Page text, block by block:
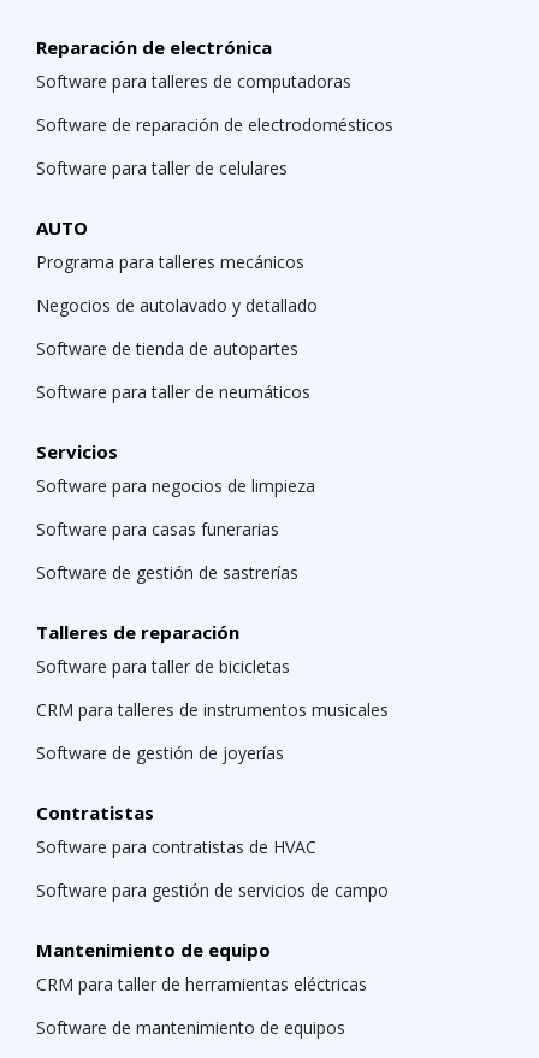
Reparación de electrónica
Software para talleres de computadoras
Software de reparación de electrodomésticos
Software para taller de celulares
AUTO
Programa para talleres mecánicos
Negocios de autolavado y detallado
Software de tienda de autopartes
Software para taller de neumáticos
Servicios
Software para negocios de limpieza
Software para casas funerarias
Software de gestión de sastrerías
Talleres de reparación
Software para taller de bicicletas
CRM para talleres de instrumentos musicales
Software de gestión de joyerías
Contratistas
Software para contratistas de HVAC
Software para gestión de servicios de campo
Mantenimiento de equipo
CRM para taller de herramientas eléctricas
Software de mantenimiento de equipos